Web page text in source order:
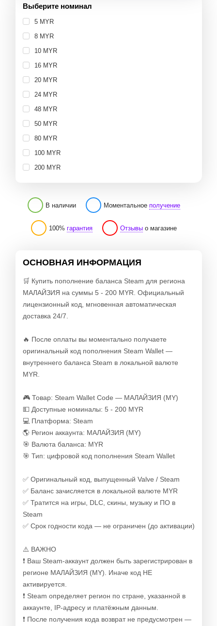
Выберите номинал
5 MYR
8 MYR
10 MYR
16 MYR
20 MYR
24 MYR
48 MYR
50 MYR
80 MYR
100 MYR
200 MYR
В наличии Моментальное получение
100% гарантия Отзывыо магазине
ОСНОВНАЯ ИНФОРМАЦИЯ
🛒 Купить пополнение баланса Steam для региона
МАЛАЙЗИЯ на суммы 5 - 200 MYR. Официальный
лицензионный код, мгновенная автоматическая
доставка 24/7.
🔥 После оплаты вы моментально получаете
оригинальный код пополнения Steam Wallet —
внутреннего баланса Steam в локальной валюте
MYR.
🎮 Товар: Steam Wallet Code — МАЛАЙЗИЯ (MY)
💵 Доступные номиналы: 5 - 200 MYR
💻 Платформа: Steam
🌎 Регион аккаунта: МАЛАЙЗИЯ (MY)
🎯 Валюта баланса: MYR
🎯 Тип: цифровой код пополнения Steam Wallet
✅ Оригинальный код, выпущенный Valve / Steam
✅ Баланс зачисляется в локальной валюте MYR
✅ Тратится на игры, DLC, скины, музыку и ПО в
Steam
✅ Срок годности кода — не ограничен (до активации)
⚠️ ВАЖНО
❗ Ваш Steam-аккаунт должен быть зарегистрирован в
регионе МАЛАЙЗИЯ (MY). Иначе код НЕ
активируется.
❗ Steam определяет регион по стране, указанной в
аккаунте, IP-адресу и платёжным данным.
❗ После получения кода возврат не предусмотрен —